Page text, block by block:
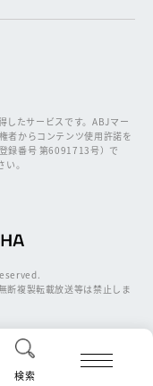
検索
したサービスです。ABJマー
者からコンテンツ使用許諾を
録番号 第6091713号）で
。
断複製転載放送等は禁止しま